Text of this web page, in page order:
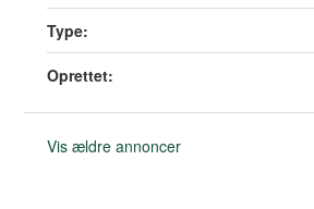
Type:
Oprettet:
Vis ældre annoncer